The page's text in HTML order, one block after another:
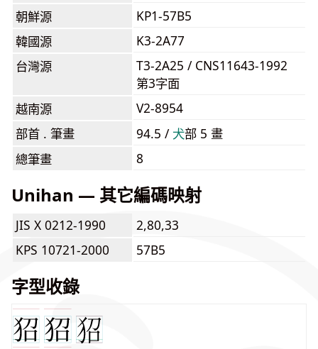
朝鮮源
KP1-57B5
韓國源
K3-2A77
台灣源
T3-2A25 / CNS11643-1992
第3字面
越南源
V2-8954
部首 . 筆畫
94.5 / ⽝部 5 畫
總筆畫
8
Unihan — 其它編碼映射
JIS X 0212-1990
2,80,33
KPS 10721-2000
57B5
字型收錄